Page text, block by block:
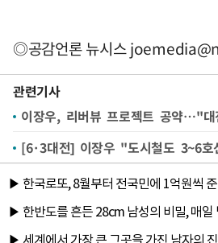
◎공감언론 뉴시스
관련기사
이장우, 리버뷰 프로젝트 공약…"